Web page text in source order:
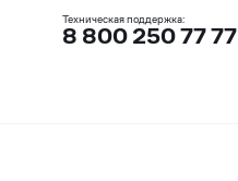
Техническая поддержка:
8 800 250 77 77